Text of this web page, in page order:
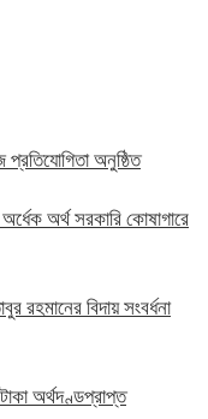
অনুষ্ঠিত
অর্থ সরকারি কোষাগারে
রহমানের বিদায় সংবর্ধনা
অর্থদণ্ডপ্রাপ্ত